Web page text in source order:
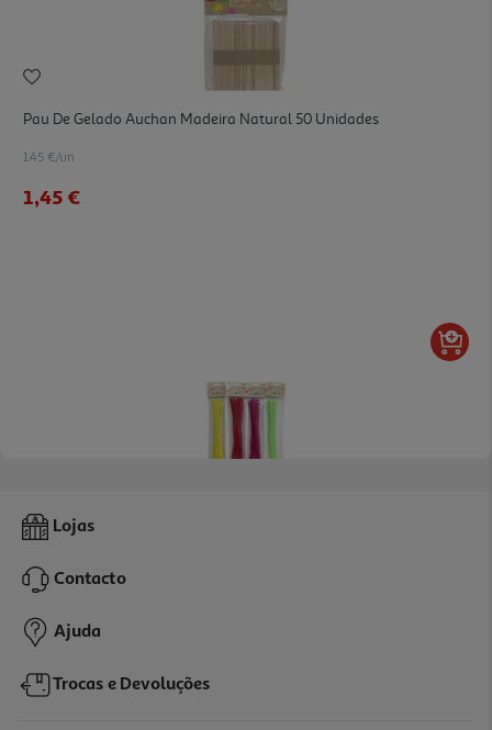
Pau De Gelado Auchan Madeira Natural 50 Unidades
1.45 €/un
1,45 €
Limpa Cachimbos Auchan 20 Unidades Cores Sortidas
1,85 €
Lojas
Contacto
Ajuda
Trocas e Devoluções